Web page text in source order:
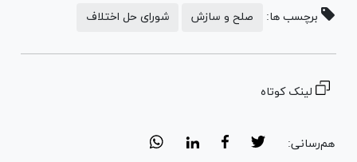
برچسب ها: صلح و سازش شورای حل اختلاف
لینک کوتاه
هم‌رسانی: